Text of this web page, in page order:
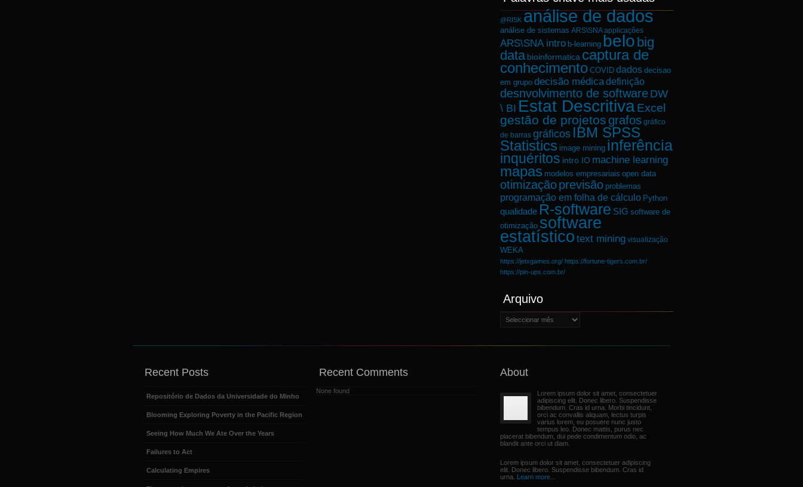
@RISK análise de dados
análise de sistemas ARS\SNA applicações
ARS\SNA intro b-learning belo big
data bioinformatica captura de
conhecimento COVID dados decisao
em grupo decisão médicadefinição
desnvolvimento de software DW
\ BI Estat DescritivaExcel
gestão de projetos grafos gráfico
de barras gráficos IBM SPSS
Statistics image mining inferência
inquéritos intro IO machine learning
mapas modelos empresariais open data
otimizaçãoprevisão problemas
programação em folha de cálculo Python
qualidade R-software SIG software de
otimização software
estatístico text mining visualização
WEKA
https://jetxgames.org/ https://fortune-tigers.com.br/
https://pin-ups.com.br/
Arquivo
Arquivo
Recent Posts
Repositório de Dados da Universidade do Minho
Blooming Exploring Poverty in the Pacific Region
Seeing How Much We Ate Over the Years
Failures to Act
Calculating Empires
Recent Comments
None found
About
Lorem ipsum dolor sit amet, consectetuer
adipiscing elit. Donec libero. Suspendisse
bibendum. Cras id urna. Morbi tincidunt,
orci ac convallis aliquam, lectus turpis
varius lorem, eu posuere nunc justo
tempus leo. Donec mattis, purus nec
placerat bibendum, dui pede condimentum odio, ac
blandit ante orci ut diam.
Lorem ipsum dolor sit amet, consectetuer adipiscing
elit. Donec libero. Suspendisse bibendum. Cras id
urna. Learn more...